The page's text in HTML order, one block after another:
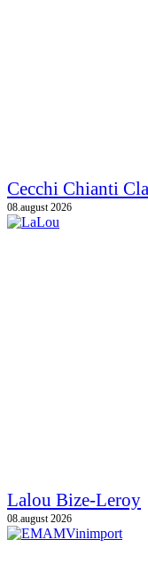
Cecchi Chianti
08.august 2026
Lalou Bize-Leroy
08.august 2026